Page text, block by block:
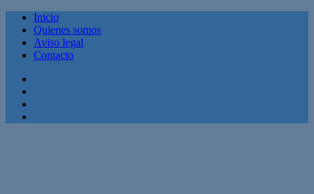
Inicio
Quienes somos
Aviso legal
Contacto